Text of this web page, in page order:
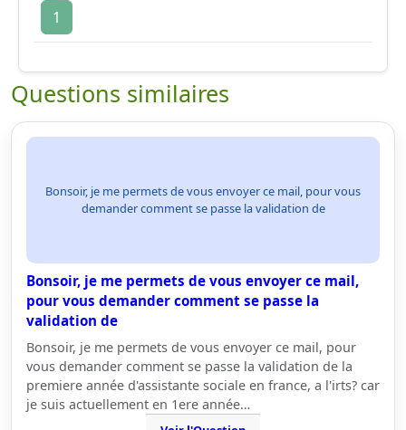
1
Questions similaires
Bonsoir, je me permets de vous envoyer ce mail, pour vous
demander comment se passe la validation de
Bonsoir, je me permets de vous envoyer ce mail,
pour vous demander comment se passe la
validation de
Bonsoir, je me permets de vous envoyer ce mail, pour
vous demander comment se passe la validation de la
premiere année d'assistante sociale en france, a l'irts? car
je suis actuellement en 1ere année…